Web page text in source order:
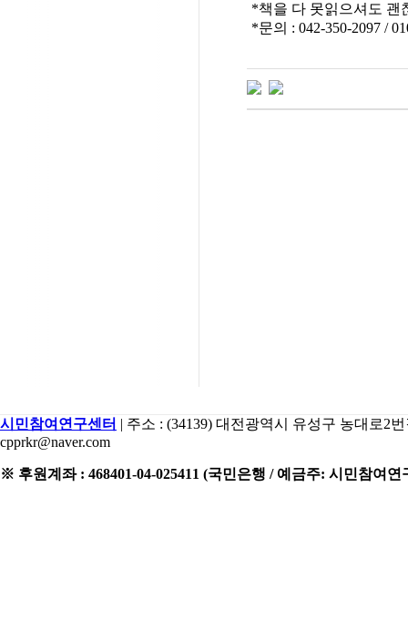
*책을 다 못읽으셔도 괜
*문의 : 042-350-2097 /
시민참여연구센터 | 주소 : (34139) 대전광역시 유성구 농대로2번
cpprkr@naver.com
※ 후원계좌 : 468401-04-025411 (국민은행 / 예금주: 시민참여연